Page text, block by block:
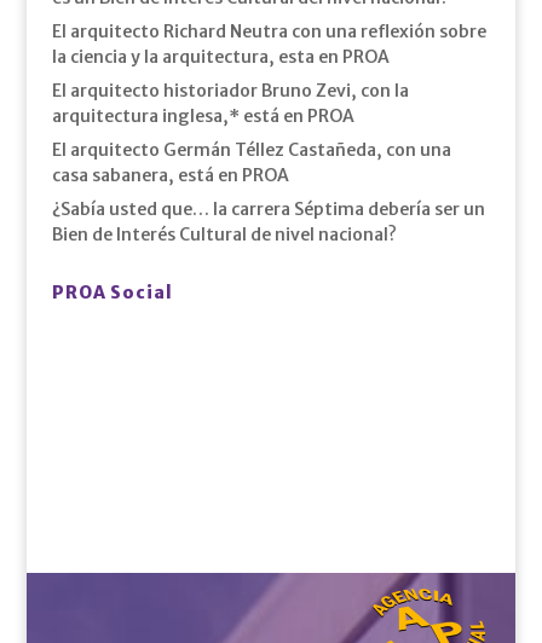
El arquitecto Richard Neutra con una reflexión sobre
la ciencia y la arquitectura, esta en PROA
El arquitecto historiador Bruno Zevi, con la
arquitectura inglesa,* está en PROA
El arquitecto Germán Téllez Castañeda, con una
casa sabanera, está en PROA
¿Sabía usted que… la carrera Séptima debería ser un
Bien de Interés Cultural de nivel nacional?
PROA Social